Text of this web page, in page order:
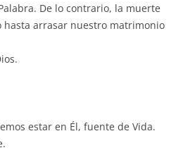
De lo contrario, la muerte
hasta arrasar nuestro matrimonio
estar en Él, fuente de Vida.